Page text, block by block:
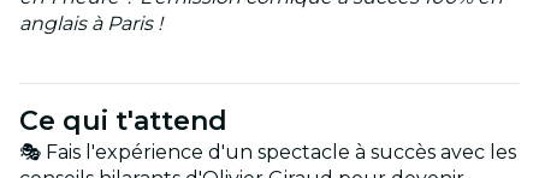
anglais à Paris !
Ce qui t'attend
🎭 Fais l'expérience d'un spectacle à succès avec les